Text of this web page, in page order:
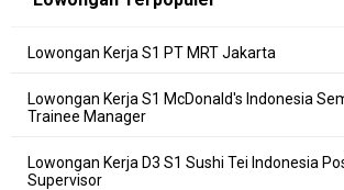
Lowongan Kerja S1 PT MRT Jakarta
Lowongan Kerja S1 McDonald's Indonesia
Trainee Manager
Lowongan Kerja D3 S1 Sushi Tei Indonesia
Supervisor